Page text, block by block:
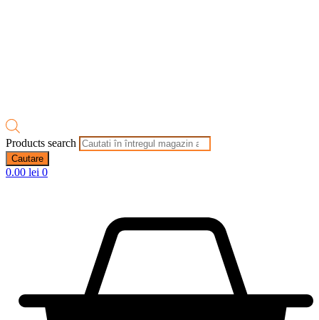
Products search
Cautare
0.00 lei 0